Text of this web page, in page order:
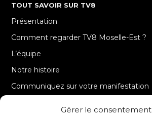
Gérer le consentement
TOUT SAVOIR SUR TV8
Présentation
Comment regarder TV8 Moselle-Est ?
L’équipe
Notre histoire
Communiquez sur votre manifestation